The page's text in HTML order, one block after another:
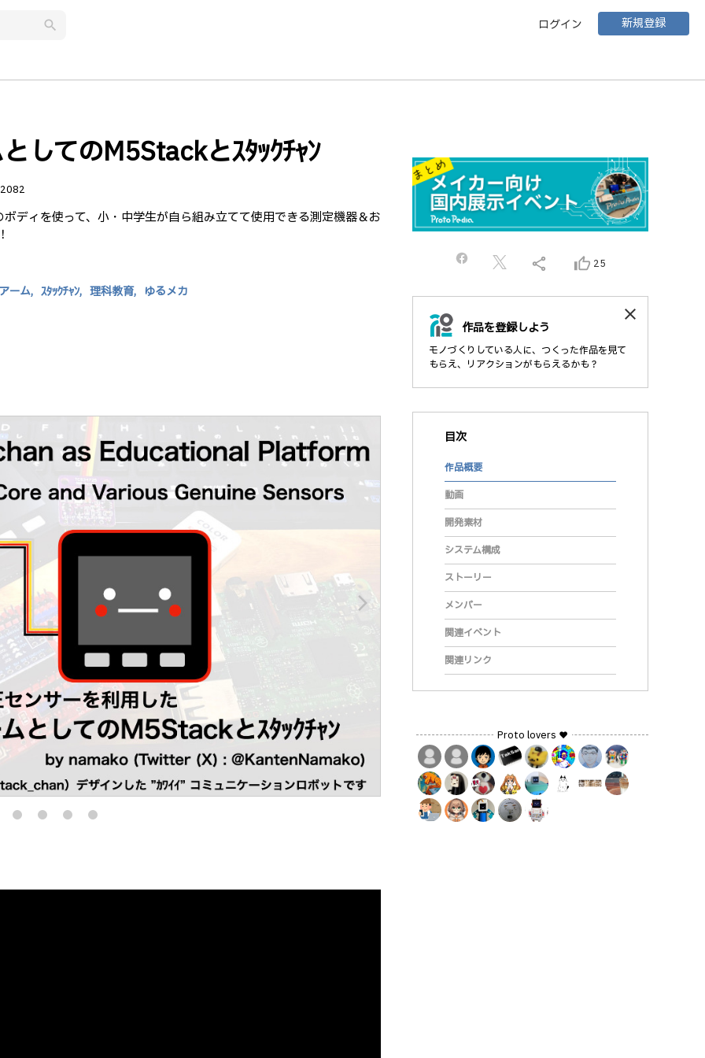
search ログイン 新規登録
してのM5Stackとｽﾀｯｸﾁｬﾝ
2082
ディを使って、小・中学生が自ら組み立てて使用できる測定機器＆お
ーム, ｽﾀｯｸﾁｬﾝ, 理科教育, ゆるメカ
arrow_forward_ios
share thumb_up_alt 25
作品を登録しよう
モノづくりしている人に、つくった作品を見て
もらえ、リアクションがもらえるかも？
close
目次
作品概要
動画
開発素材
システム構成
ストーリー
メンバー
関連イベント
関連リンク
Proto lovers ♥